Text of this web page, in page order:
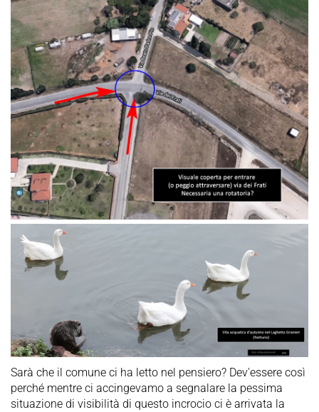
Sarà che il comune ci ha letto nel pensiero? Dev'essere così
perché mentre ci accingevamo a segnalare la pessima
situazione di visibilità di questo incrocio ci è arrivata la